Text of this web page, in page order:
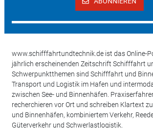
www.schifffahrtundtechnik.de ist das Online-
jährlich erscheinenden Zeitschrift Schifffahrt
Schwerpunktthemen sind Schifffahrt und
Transport und Logistik im Hafen und
zwischen See- und Binnenhäfen.
recherchieren vor Ort und schreiben Klartext
und Binnenhäfen, kombiniertem Verkehr,
Güterverkehr und Schwerlastlogistik.